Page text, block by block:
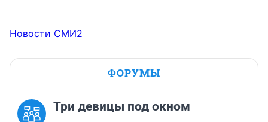
Новости СМИ2
ФОРУМЫ
Три девицы под окном